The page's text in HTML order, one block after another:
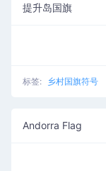
提升岛国旗
标签: 乡村国旗符号
Andorra Flag